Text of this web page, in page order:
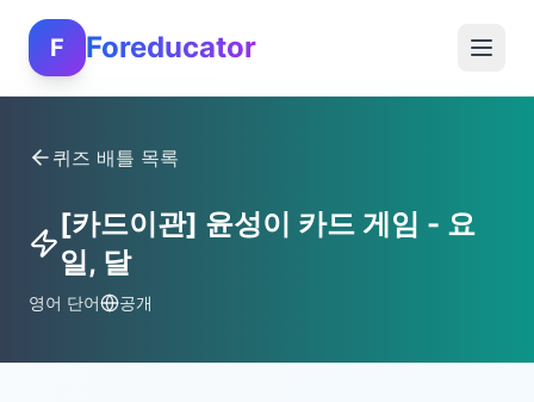
F Foreducator
퀴즈 배틀 목록
[카드이관] 윤성이 카드 게임 - 요
일, 달
영어 단어 공개